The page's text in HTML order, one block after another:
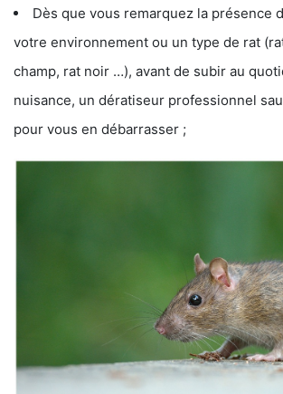
Dès que vous remarquez la présence
votre environnement ou un type de rat
champ, rat noir …), avant de subir au
nuisance, un dératiseur professionnel
pour vous en débarrasser ;